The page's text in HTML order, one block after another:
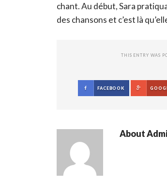
chant. Au début, Sara
des chansons et c’est là
THIS ENTRY WAS
FACEBOOK
About